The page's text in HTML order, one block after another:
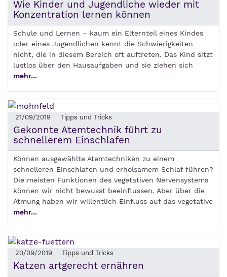
Wie Kinder und Jugendliche wieder mit
Konzentration lernen können
Schule und Lernen – kaum ein Elternteil eines Kindes
oder eines Jugendlichen kennt die Schwierigkeiten
nicht, die in diesem Bereich oft auftreten. Das Kind sitzt
lustlos über den Hausaufgaben und sie ziehen sich
mehr...
21/09/2019 Tipps und Tricks
Gekonnte Atemtechnik führt zu
schnellerem Einschlafen
Können ausgewählte Atemtechniken zu einem
schnelleren Einschlafen und erholsamem Schlaf führen?
Die meisten Funktionen des vegetativen Nervensystems
können wir nicht bewusst beeinflussen. Aber über die
Atmung haben wir willentlich Einfluss auf das vegetative
mehr...
20/09/2019 Tipps und Tricks
Katzen artgerecht ernähren